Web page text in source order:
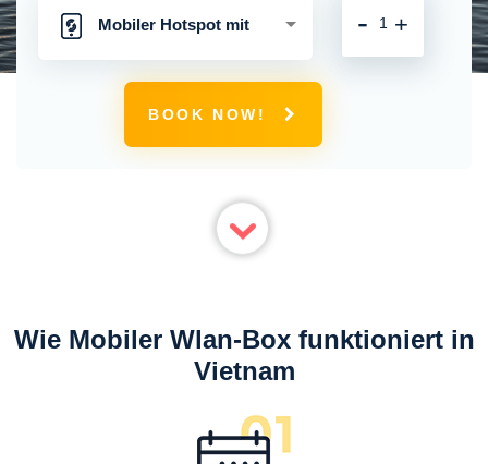
Mobiler Hotspot mit
unbegrenzter 4G-
+
-
BOOK NOW!
Wie Mobiler Wlan-Box funktioniert in
Vietnam